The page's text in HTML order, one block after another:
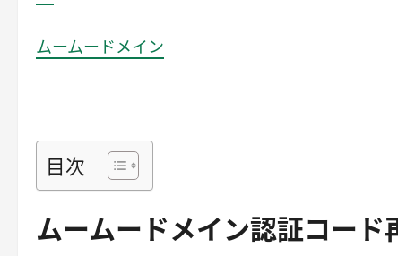
ムームードメイン
目次
ムームードメイン認証コード